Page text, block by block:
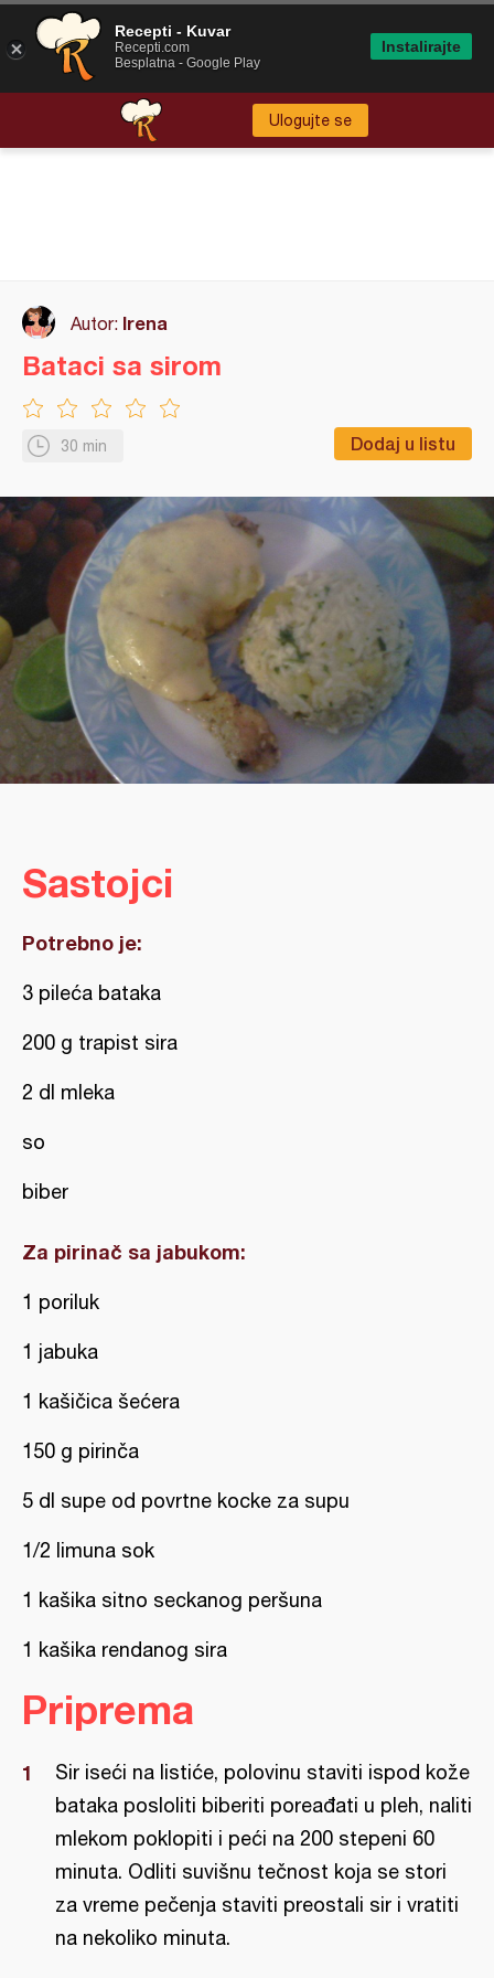
Ulogujte se
Autor: Irena
30 min Dodaj u listu
Bataci sa sirom
Sastojci
Potrebno je:
3 pileća bataka
200 g trapist sira
2 dl mleka
so
biber
Za pirinač sa jabukom:
1 poriluk
1 jabuka
1 kašičica šećera
150 g pirinča
5 dl supe od povrtne kocke za supu
1/2 limuna sok
1 kašika sitno seckanog peršuna
1 kašika rendanog sira
Priprema
Sir iseći na listiće, polovinu staviti ispod kože
bataka posloliti biberiti poreađati u pleh, naliti
mlekom poklopiti i peći na 200 stepeni 60
minuta. Odliti suvišnu tečnost koja se stori
za vreme pečenja staviti preostali sir i vratiti
na nekoliko minuta.
Recepti - Kuvar
Recepti.com
Besplatna - Google Play
Instalirajte